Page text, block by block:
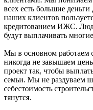
всех есть большие деньги
наших клиентов
кредитованием ИЖС.
будут выплачивать
Мы в основном работаем
никогда не завышаем
проект так, чтобы
семьи. Мы не раздуваем
себестоимость
тянутся.